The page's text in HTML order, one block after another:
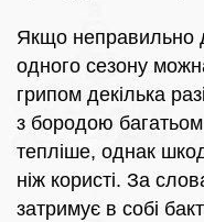
Якщо неправильно
одного сезону
грипом декілька
з бородою
тепліше, однак
ніж користі. За
затримує в собі